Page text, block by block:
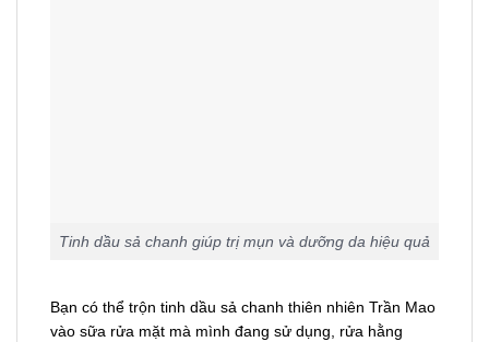
Tinh dầu sả chanh giúp trị mụn và dưỡng da hiệu quả
Bạn có thể trộn tinh dầu sả chanh thiên nhiên Trần Mao
vào sữa rửa mặt mà mình đang sử dụng, rửa hằng